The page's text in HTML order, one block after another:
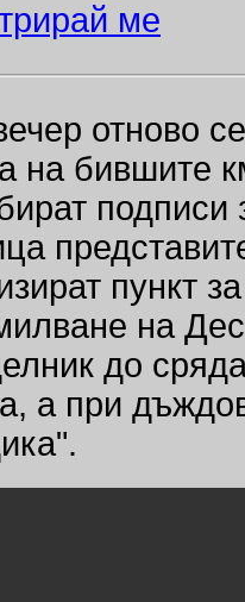
ме
отново
на бившите
пункт
на
до
а при